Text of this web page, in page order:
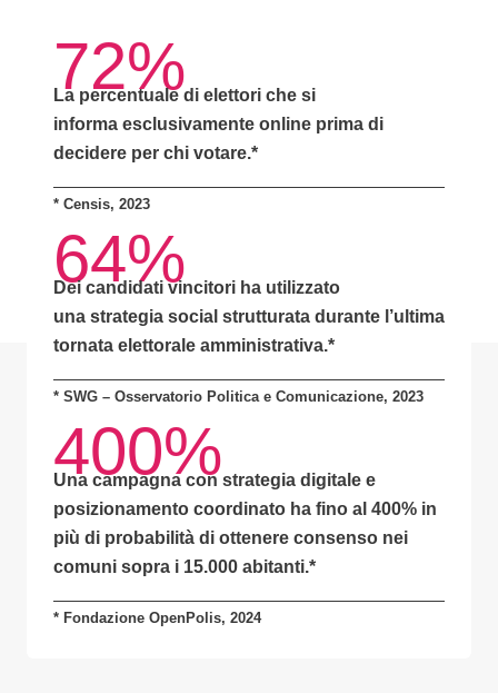
72%
La percentuale di elettori che si
informa esclusivamente online prima di
decidere per chi votare.*
* Censis, 2023
64%
Dei candidati vincitori ha utilizzato
una strategia social strutturata durante l’ultima
tornata elettorale amministrativa.*
* SWG – Osservatorio Politica e Comunicazione, 2023
400%
Una campagna con strategia digitale e
posizionamento coordinato ha fino al 400% in
più di probabilità di ottenere consenso nei
comuni sopra i 15.000 abitanti.*
* Fondazione OpenPolis, 2024